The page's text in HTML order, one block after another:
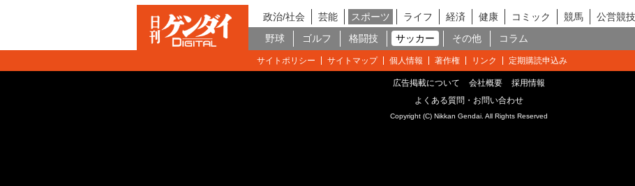
政治/社会 芸能 スポーツ ライフ 経済 健康 コミック 競馬 公営競技
野球
ゴルフ 格闘技 サッカー その他 コラム
サイトポリシー サイトマップ 個人情報 著作権 リンク 定期購読申込み
広告掲載について 会社概要
採用情報
よくある質問・お問い合わせ
Copyright (C) Nikkan Gendai. All Rights Reserved